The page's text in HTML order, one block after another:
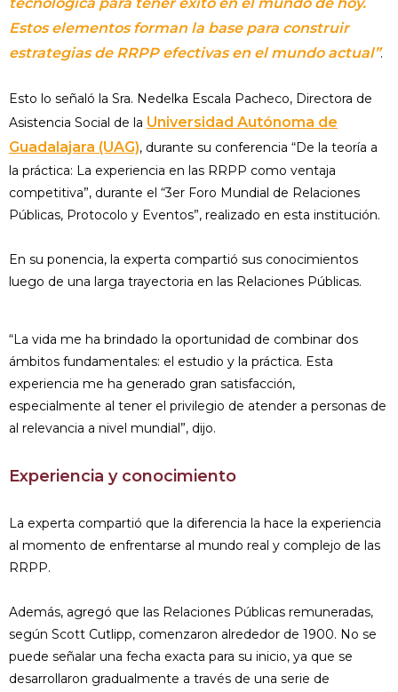
Estos elementos forman la base para construir
estrategias de RRPP efectivas en el mundo actual”.
Esto lo señaló la Sra. Nedelka Escala Pacheco, Directora de
Asistencia Social de la Universidad Autónoma de
Guadalajara (UAG), durante su conferencia “De la teoría a
la práctica: La experiencia en las RRPP como ventaja
competitiva”, durante el “3er Foro Mundial de Relaciones
Públicas, Protocolo y Eventos”, realizado en esta institución.
En su ponencia, la experta compartió sus conocimientos
luego de una larga trayectoria en las Relaciones Públicas.
“La vida me ha brindado la oportunidad de combinar dos
ámbitos fundamentales: el estudio y la práctica. Esta
experiencia me ha generado gran satisfacción,
especialmente al tener el privilegio de atender a personas de
al relevancia a nivel mundial”, dijo.
Experiencia y conocimiento
La experta compartió que la diferencia la hace la experiencia
al momento de enfrentarse al mundo real y complejo de las
RRPP.
Además, agregó que las Relaciones Públicas remuneradas,
según Scott Cutlipp, comenzaron alrededor de 1900. No se
puede señalar una fecha exacta para su inicio, ya que se
desarrollaron gradualmente a través de una serie de